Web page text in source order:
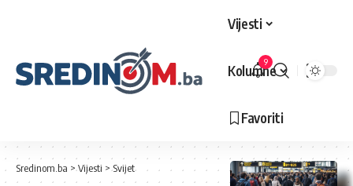
Vijesti
Kolumne
Favoriti
9
Sredinom.ba >Vijesti >Svijet